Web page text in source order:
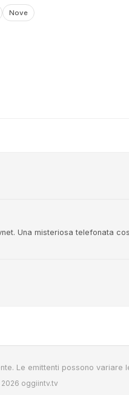
Nove
Una misteriosa telefonata
Le emittenti possono variare
oggiintv.tv